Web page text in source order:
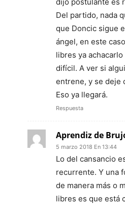
Del partido, nada
que Doncic sigue
ángel, en este
libres ya
difícil. A ver si
entrene, y se deje
Eso ya llegará.
Respuesta
Aprendiz de
5 marzo 2018 En 13:44
Lo del cansancio
recurrente. Y una
de manera más o
libres es que está